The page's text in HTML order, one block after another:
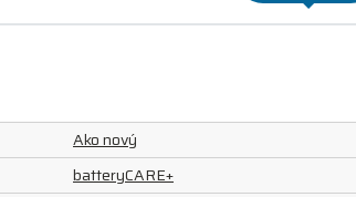
Ako nový
batteryCARE+